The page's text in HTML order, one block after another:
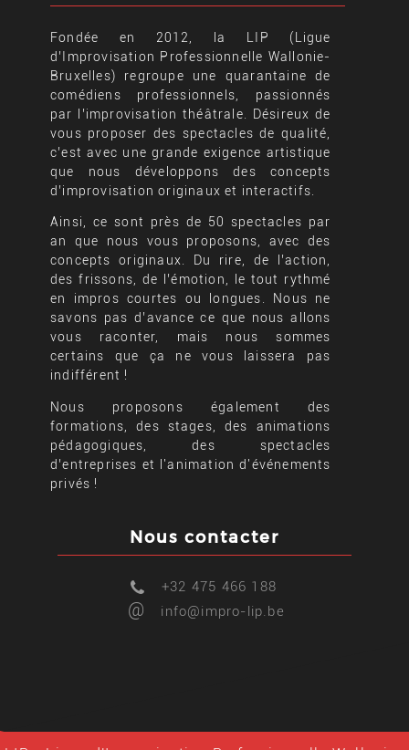
Fondée en 2012, la LIP (Ligue
d’Improvisation Professionnelle Wallonie-
Bruxelles) regroupe une quarantaine de
comédiens professionnels, passionnés
par l’improvisation théâtrale. Désireux de
vous proposer des spectacles de qualité,
c’est avec une grande exigence artistique
que nous développons des concepts
d’improvisation originaux et interactifs.
Ainsi, ce sont près de 50 spectacles par
an que nous vous proposons, avec des
concepts originaux. Du rire, de l’action,
des frissons, de l’émotion, le tout rythmé
en impros courtes ou longues. Nous ne
savons pas d’avance ce que nous allons
vous raconter, mais nous sommes
certains que ça ne vous laissera pas
indifférent !
Nous proposons également des
formations, des stages, des animations
pédagogiques, des spectacles
d’entreprises et l'animation d'événements
privés !
Nous contacter
+32 475 466 188
@ info@impro-lip.be